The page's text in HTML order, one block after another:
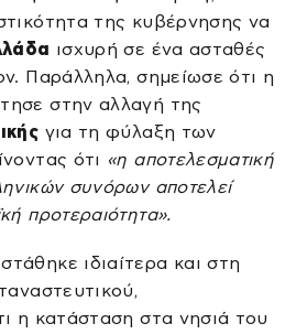
της κυβέρνησης να
ισχυρή σε ένα ασταθές
Παράλληλα, σημείωσε ότι η
στην αλλαγή της
για τη φύλαξη των
ότι «η αποτελεσματική
συνόρων αποτελεί
προτεραιότητα».
ιδιαίτερα και στη
η κατάσταση στα νησιά του